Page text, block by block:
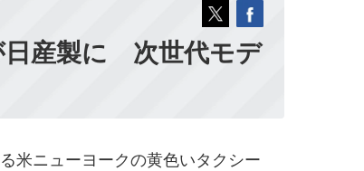
日産製に 次世代モデ
米ニューヨークの黄色いタクシー